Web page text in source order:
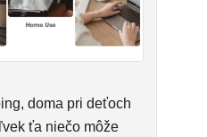
doma pri deťoch
ťa niečo môže